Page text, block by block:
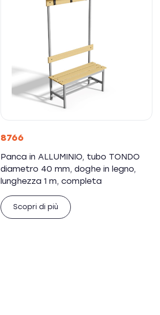
8766
Panca in ALLUMINIO, tubo TONDO
diametro 40 mm, doghe in legno,
lunghezza 1 m, completa
Scopri di più